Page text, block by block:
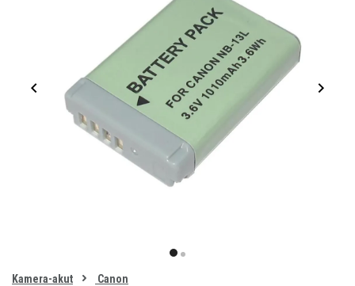
item
of
Kamera-akut Canon